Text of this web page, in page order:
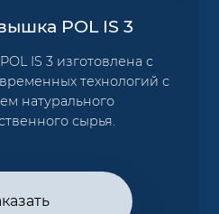
POL IS 3
IS 3 изготовлена с
технологий с
натурального
сырья.